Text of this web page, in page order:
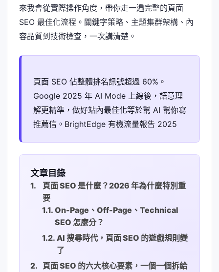
來我會從實際操作角度，帶你走一遍完整的頁面
SEO 最佳化流程。關鍵字策略、主題集群架構、內
容品質到技術檢查，一次講清楚。
頁面 SEO 佔整體排名訊號超過 60%。
Google 2025 年 AI Mode 上線後，語意理
解更精準，做好站內最佳化等於幫 AI 幫你寫
推薦信。BrightEdge 有機流量報告 2025
文章目錄
頁面 SEO 是什麼？2026 年為什麼特別重
要
On-Page、Off-Page、Technical
SEO 怎麼分？
AI 搜尋時代，頁面 SEO 的遊戲規則變
了
頁面 SEO 的六大核心要素，一個一個拆給